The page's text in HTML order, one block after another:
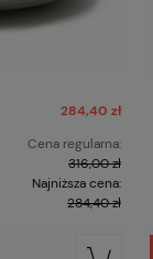
284,40 zł
Cena regularna:
316,00 zł
Najniższa cena:
284,40 zł